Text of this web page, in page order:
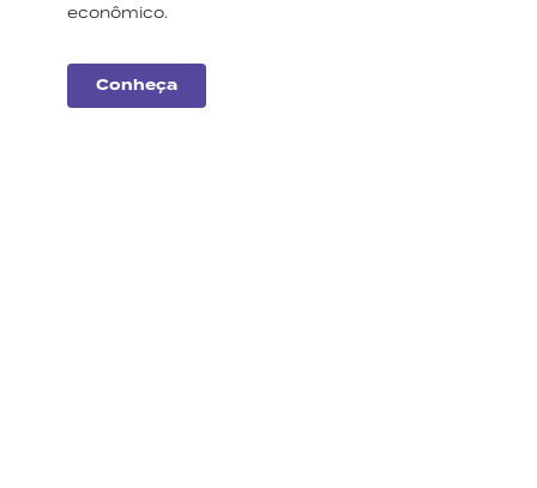
econômico.
Conheça